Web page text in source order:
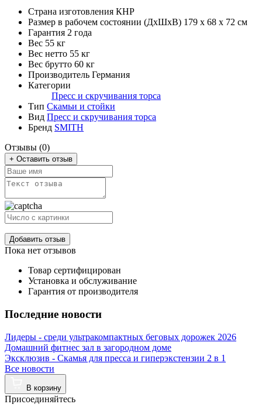
Страна изготовления КНР
Размер в рабочем состоянии (ДxШxВ) 179 х 68 х 72 см
Гарантия 2 года
Вес 55 кг
Вес нетто 55 кг
Вес брутто 60 кг
Производитель Германия
Категории
Пресс и скручивания торса
Тип Скамьи и стойки
Вид Пресс и скручивания торса
Бренд SMITH
Отзывы (0)
+ Оставить отзыв
Добавить отзыв
Пока нет отзывов
Товар сертифицирован
Установка и обслуживание
Гарантия от производителя
Последние новости
Лидеры - среди ультракомпактных беговых дорожек 2026
Домашний фитнес зал в загородном доме
Эксклюзив - Скамья для пресса и гиперэкстензии 2 в 1
Все новости
В корзину
Присоединяйтесь